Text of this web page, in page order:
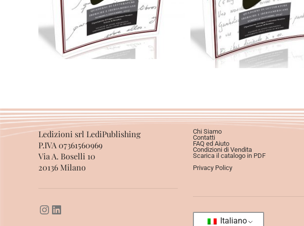
Aggiungi al carrello
Aggiungi al carrello
Ledizioni srl LediPublishing
P.IVA 07361560969
Via A. Boselli 10
20136 Milano
Chi Siamo
Contatti
FAQ ed Aiuto
Condizioni di Vendita
Scarica il catalogo in PDF
Privacy Policy
Italiano